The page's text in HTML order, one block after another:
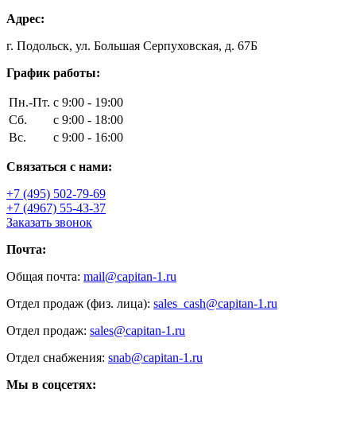
Адрес:
г. Подольск, ул. Большая Серпуховская, д. 67Б
График работы:
Пн.-Пт. с 9:00 - 19:00
Сб.
с 9:00 - 18:00
Вс.
с 9:00 - 16:00
Связаться с нами:
+7 (495) 502-79-69
+7 (4967) 55-43-37
Заказать звонок
Почта:
Общая почта: mail@capitan-1.ru
Отдел продаж (физ. лица): sales_cash@capitan-1.ru
Отдел продаж: sales@capitan-1.ru
Отдел снабжения: snab@capitan-1.ru
Мы в соцсетях: